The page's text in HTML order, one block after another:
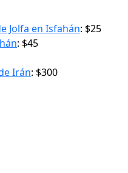
Jolfa en Isfahán: $25
: $45
Irán: $300